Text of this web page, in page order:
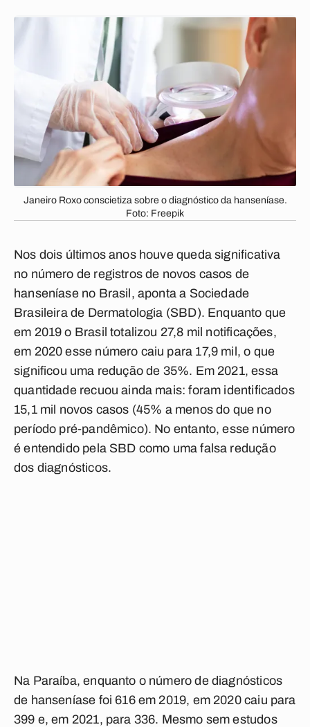
Janeiro Roxo conscietiza sobre o diagnóstico da hanseníase.
Foto: Freepik
Nos dois últimos anos houve queda significativa
no número de registros de novos casos de
hanseníase no Brasil, aponta a Sociedade
Brasileira de Dermatologia (SBD). Enquanto que
em 2019 o Brasil totalizou 27,8 mil notificações,
em 2020 esse número caiu para 17,9 mil, o que
significou uma redução de 35%. Em 2021, essa
quantidade recuou ainda mais: foram identificados
15,1 mil novos casos (45% a menos do que no
período pré-pandêmico). No entanto, esse número
é entendido pela SBD como uma falsa redução
dos diagnósticos.
Na Paraíba, enquanto o número de diagnósticos
de hanseníase foi 616 em 2019, em 2020 caiu para
399 e, em 2021, para 336. Mesmo sem estudos